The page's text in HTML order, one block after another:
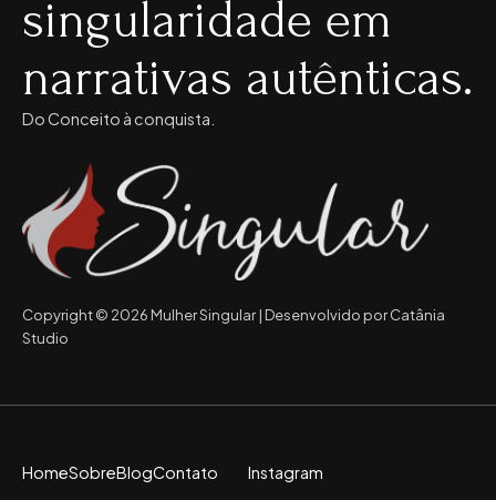
singularidade em
narrativas autênticas.
Do Conceito à conquista.
Copyright © 2026 Mulher Singular | Desenvolvido por Catânia
Studio
HomeSobreBlogContato Instagram